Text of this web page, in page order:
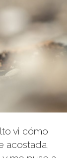
vi cómo
acostada,